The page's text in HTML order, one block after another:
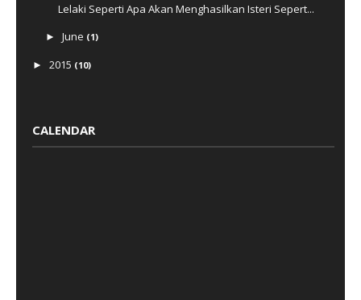
Lelaki Seperti Apa Akan Menghasilkan Isteri Sepert...
► June (1)
► 2015 (10)
CALENDAR